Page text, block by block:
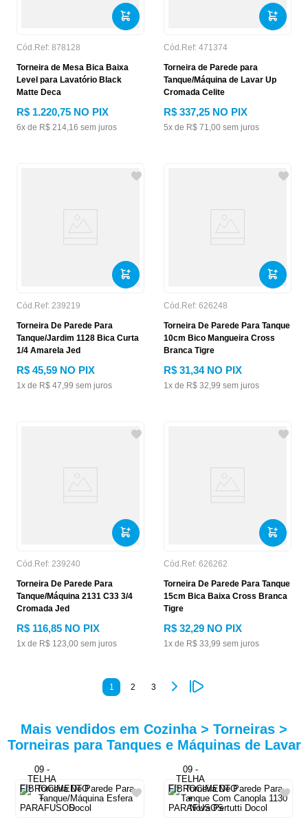
Cód.Ref: 878128
Torneira de Mesa Bica Baixa
Level para Lavatório Black
Matte Deca
R$ 1.220,75 NO PIX
6x de R$ 214,16 sem juros
Cód.Ref: 471374
Torneira de Parede para
Tanque/Máquina de Lavar Up
Cromada Celite
R$ 337,25 NO PIX
5x de R$ 71,00 sem juros
Cód.Ref: 239219
Torneira De Parede Para
Tanque/Jardim 1128 Bica Curta
1/4 Amarela Jed
R$ 45,59 NO PIX
1x de R$ 47,99 sem juros
Cód.Ref: 626248
Torneira De Parede Para Tanque
10cm Bico Mangueira Cross
Branca Tigre
R$ 31,34NO PIX
1x de R$ 32,99 sem juros
Cód.Ref: 239240
Torneira De Parede Para
Tanque/Máquina 2131 C33 3/4
Cromada Jed
R$ 116,85 NO PIX
1x de R$ 123,00 sem juros
Cód.Ref: 626262
Torneira De Parede Para Tanque
15cm Bica Baixa Cross Branca
Tigre
R$ 32,29 NO PIX
1x de R$ 33,99 sem juros
1 2 3
Mais vendidos em Cozinha > Torneiras >
Torneiras para Tanques e Máquinas de Lavar